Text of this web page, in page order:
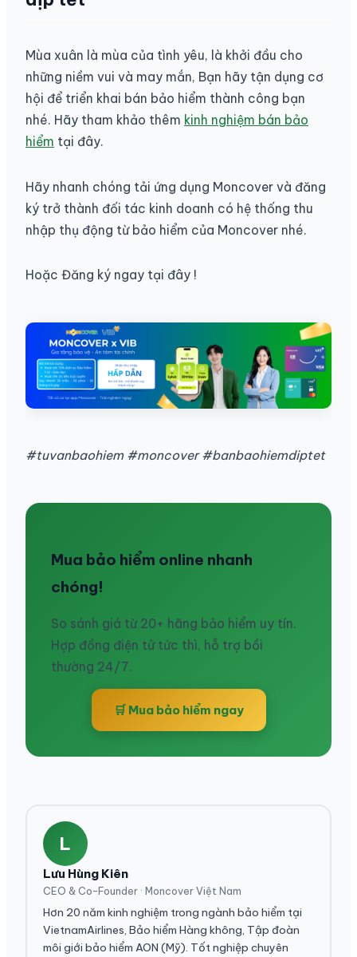
Mùa xuân là mùa của tình yêu, là khởi đầu cho
những niềm vui và may mắn, Bạn hãy tận dụng cơ
hội để triển khai bán bảo hiểm thành công bạn
nhé. Hãy tham khảo thêm kinh nghiệm bán bảo
hiểm tại đây.
Hãy nhanh chóng tải ứng dụng Moncover và đăng
ký trở thành đối tác kinh doanh có hệ thống thu
nhập thụ động từ bảo hiểm của Moncover nhé.
Hoặc Đăng ký ngay tại đây !
#tuvanbaohiem #moncover #banbaohiemdiptet
Mua bảo hiểm online nhanh
chóng!
So sánh giá từ 20+ hãng bảo hiểm uy tín.
Hợp đồng điện tử tức thì, hỗ trợ bồi
thường 24/7.
🛒 Mua bảo hiểm ngay
L
Lưu Hùng Kiên
CEO & Co-Founder · Moncover Việt Nam
Hơn 20 năm kinh nghiệm trong ngành bảo hiểm tại
VietnamAirlines, Bảo hiểm Hàng không, Tập đoàn
môi giới bảo hiểm AON (Mỹ). Tốt nghiệp chuyên